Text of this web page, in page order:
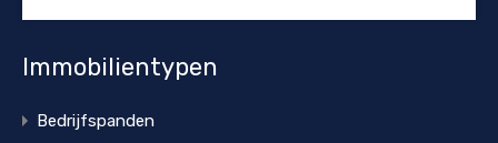
Immobilientypen
Bedrijfspanden